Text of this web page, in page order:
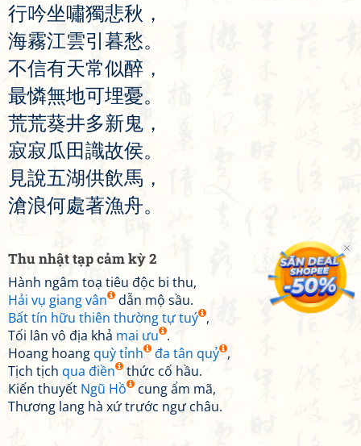
行吟坐嘯獨悲秋 ，
海霧江雲引 暮愁。
不信有天常似醉 ，
最憐無地可埋憂。
荒荒葵井多新鬼 ，
寂寂瓜田識故侯。
見說五湖供飲馬 ，
滄浪何處著漁舟。
Thu nhật tạp cảm kỳ 2
Hành ngâm toạ tiêu độc bi thu,
Hải vụ giang vân
dẫn mộ sầu.
Bất tín hữu thiên thường tự tuý ,
Tối lân vô địa khả mai ưu .
Hoang hoang quỳ tỉnh đa tân quỷ ,
Tịch tịch qua điền
thức cố hầu.
Kiến thuyết Ngũ Hồ
cung ẩm mã,
Thương lang hà xứ trước ngư châu.